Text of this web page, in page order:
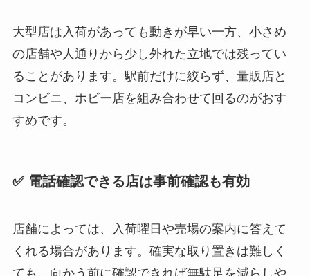
大型店は入荷があっても動きが早い一方、小さめ
の店舗や人通りから少し外れた立地では残ってい
ることがあります。駅前だけに絞らず、量販店と
コンビニ、ホビー店を組み合わせて回るのがおす
すめです。
✅ 電話確認できる店は事前確認も有効
店舗によっては、入荷曜日や売場の案内に答えて
くれる場合があります。確実な取り置きは難しく